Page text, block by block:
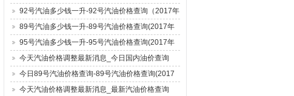
92号汽油多少钱一升-92号汽油价格查询（2017年
12月4日）
89号汽油多少钱一升-89号汽油价格查询(2017年
12月4日)
95号汽油多少钱一升-95号汽油价格查询(2017年
12月4日)
今天汽油价格调整最新消息_今日国内油价查询
(2017年12月4日)
今日89号汽油价格查询-89号汽油价格查询(2017
年11月29日)
今天汽油价格调整最新消息_最新汽油价格查询